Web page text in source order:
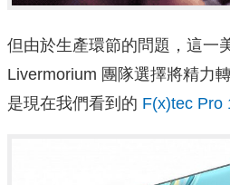
但由於生產環節的問題，這一
Livermorium 團隊選擇將精力
是現在我們看到的 F(x)tec Pro